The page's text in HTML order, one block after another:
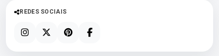
REDES SOCIAIS